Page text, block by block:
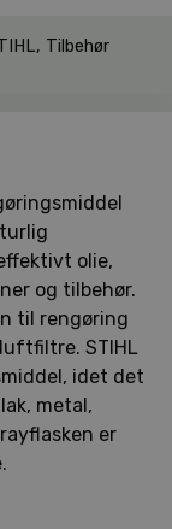
, Tilbehør
olie,
og tilbehør.
til rengøring
STIHL
idet det
metal,
er